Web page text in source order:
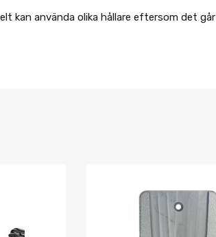
kan använda olika hållare eftersom det går